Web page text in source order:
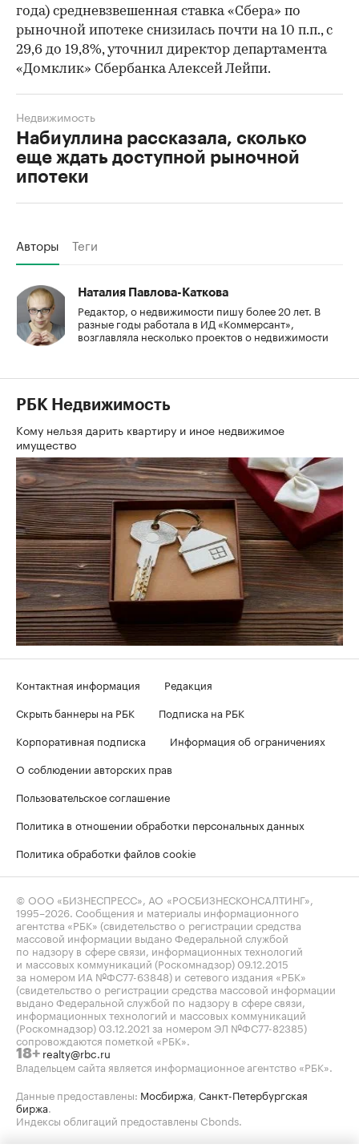
года) средневзвешенная ставка «Сбера» по
рыночной ипотеке снизилась почти на 10 п.п., с
29,6 до 19,8%, уточнил директор департамента
«Домклик» Сбербанка Алексей Лейпи.
Набиуллина рассказала, сколько
еще ждать доступной рыночной
ипотеки
Недвижимость
Авторы Теги
Наталия Павлова-Каткова
Редактор, о недвижимости пишу более 20 лет. В
разные годы работала в ИД «Коммерсант»,
возглавляла несколько проектов о недвижимости
РБК Недвижимость
Кому нельзя дарить квартиру и иное недвижимое
имущество
Контактная информация
Редакция
Скрыть баннеры на РБК
Подписка на РБК
Корпоративная подписка
Информация об ограничениях
О соблюдении авторских прав
Пользовательское соглашение
Политика в отношении обработки персональных данных
Политика обработки файлов cookie
© ООО «БИЗНЕСПРЕСС», АО «РОСБИЗНЕСКОНСАЛТИНГ»,
1995–2026 . Сообщения и материалы информационного
агентства «РБК» (свидетельство о регистрации средства
массовой информации выдано Федеральной службой
по надзору в сфере связи, информационных технологий
и массовых коммуникаций (Роскомнадзор) 09.12.2015
за номером ИА №ФС77-63848) и сетевого издания «РБК»
(свидетельство о регистрации средства массовой информации
выдано Федеральной службой по надзору в сфере связи,
информационных технологий и массовых коммуникаций
(Роскомнадзор) 03.12.2021 за номером ЭЛ №ФС77-82385)
сопровождаются пометкой «РБК».
18+ realty@rbc.ru
Владельцем сайта является информационное агентство «РБК».
Данные предоставлены: Мосбиржа Санкт-Петербургская
биржа
Индексы облигаций предоставлены Cbonds.